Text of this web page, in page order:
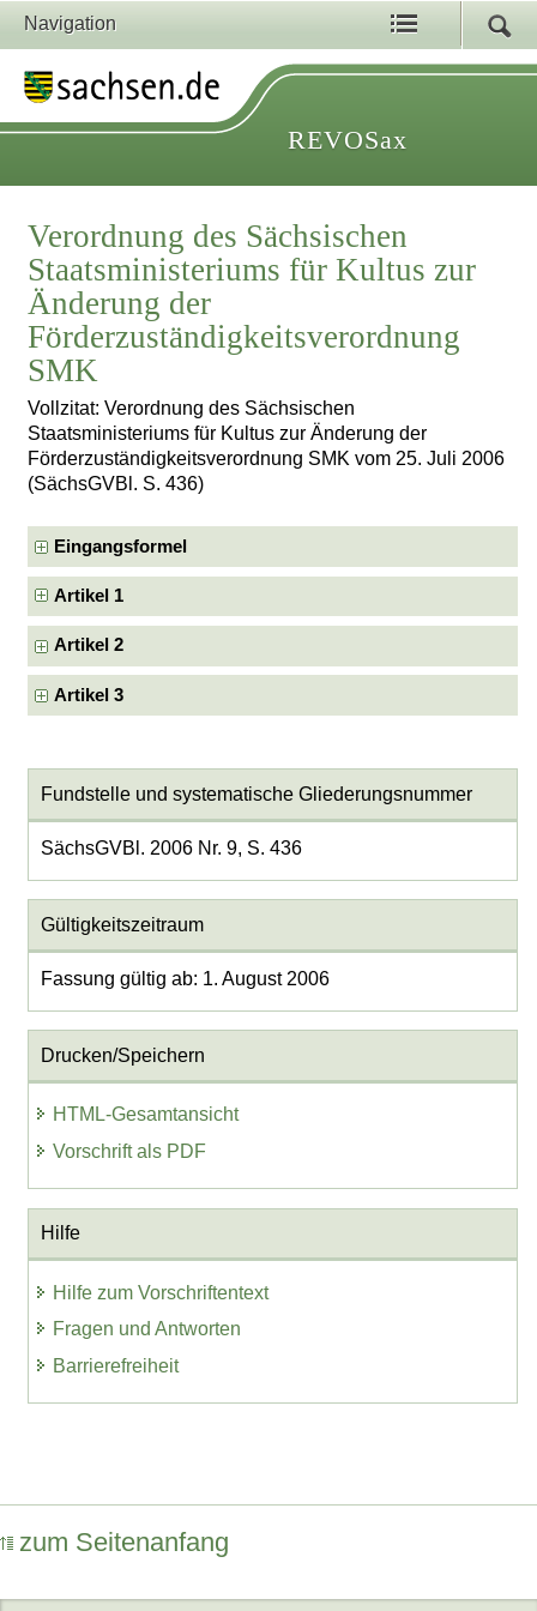
Navigation
REVOSax
Verordnung des Sächsischen
Staatsministeriums für Kultus zur
Änderung der
Förderzuständigkeitsverordnung
SMK
Vollzitat: Verordnung des Sächsischen
Staatsministeriums für Kultus zur Änderung der
Förderzuständigkeitsverordnung SMK vom 25. Juli 2006
(SächsGVBl. S. 436)
Eingangsformel
Artikel 1
Artikel 2
Artikel 3
Fundstelle und systematische Gliederungsnummer
SächsGVBl. 2006 Nr. 9, S. 436
Gültigkeitszeitraum
Fassung gültig ab: 1. August 2006
Drucken/Speichern
HTML-Gesamtansicht
Vorschrift als PDF
Hilfe
Hilfe zum Vorschriftentext
Fragen und Antworten
Barrierefreiheit
zum Seitenanfang